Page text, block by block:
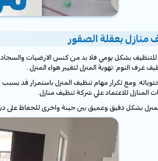
منازل بعقلة الصقور
للتنظيف بشكل يومي فلا بد من كنس الارضيات
غرف النوم .تهوية المنزل لتغيير هواء المنزل .
ومع تكرار مهام تنظيف المنزل باستمرار قد يسبب
المنازل للاعتماد علي شركة تنظيف منازل.
بشكل دقيق وعميق بين حينة واخرى للحفاظ على